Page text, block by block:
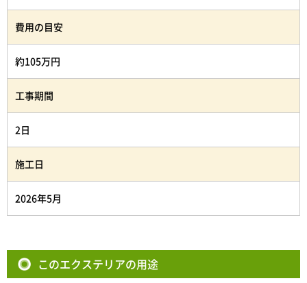
費用の目安
約105万円
工事期間
2日
施工日
2026年5月
このエクステリアの用途